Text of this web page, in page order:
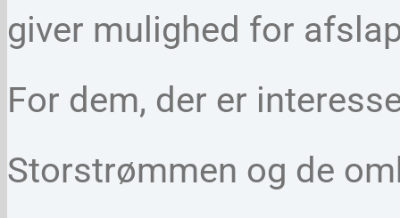
giver mulighed for
For dem, der er
Storstrømmen og de